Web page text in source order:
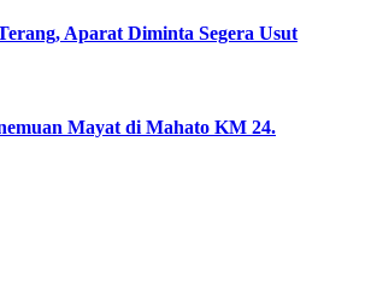
Aparat Diminta Segera Usut
Mayat di Mahato KM 24.